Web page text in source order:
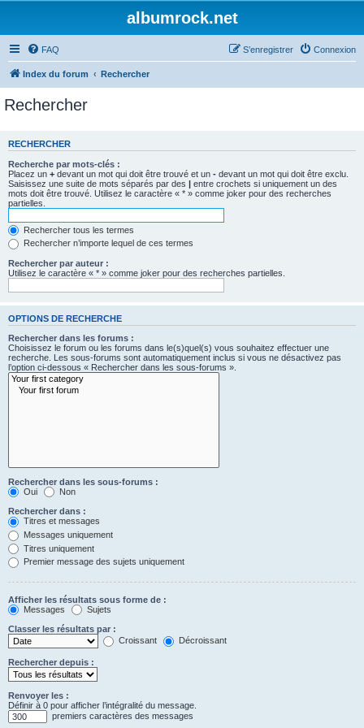
albumrock.net
FAQ Connexion
S’enregistrer
Index du forum Rechercher
Rechercher
RECHERCHER
Recherche par mots-clés :
Placez un + devant un mot qui doit être trouvé et un - devant un mot qui doit être exclu.
Saisissez une suite de mots séparés par des | entre crochets si uniquement un des
mots doit être trouvé. Utilisez le caractère « * » comme joker pour des recherches
partielles.
Rechercher tous les termes
Rechercher n’importe lequel de ces termes
Rechercher par auteur :
Utilisez le caractère « * » comme joker pour des recherches partielles.
OPTIONS DE RECHERCHE
Rechercher dans les forums :
Choisissez le forum ou les forums dans le(s)quel(s) vous souhaitez effectuer une
recherche. Les sous-forums sont automatiquement inclus si vous ne désactivez pas
l’option ci-dessous « Rechercher dans les sous-forums ».
Rechercher dans les sous-forums :
Oui
Non
Rechercher dans :
Titres et messages
Messages uniquement
Titres uniquement
Premier message des sujets uniquement
Afficher les résultats sous forme de :
Messages
Sujets
Classer les résultats par :
Croissant
Décroissant
Rechercher depuis :
Renvoyer les :
Définir à 0 pour afficher l’intégralité du message.
premiers caractères des messages